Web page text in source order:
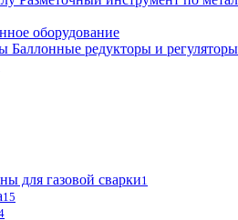
оборудование
Баллонные редукторы и регуляторы
для газовой сварки1
15